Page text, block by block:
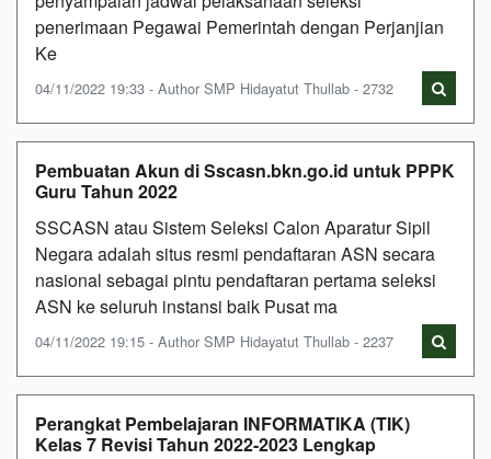
penerimaan Pegawai Pemerintah dengan Perjanjian
Ke
04/11/2022 19:33 - Author SMP Hidayatut Thullab - 2732
Pembuatan Akun di Sscasn.bkn.go.id untuk PPPK
Guru Tahun 2022
SSCASN atau Sistem Seleksi Calon Aparatur Sipil
Negara adalah situs resmi pendaftaran ASN secara
nasional sebagai pintu pendaftaran pertama seleksi
ASN ke seluruh instansi baik Pusat ma
04/11/2022 19:15 - Author SMP Hidayatut Thullab - 2237
Perangkat Pembelajaran INFORMATIKA (TIK)
Kelas 7 Revisi Tahun 2022-2023 Lengkap